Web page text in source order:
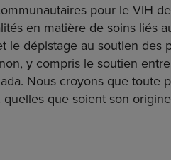
pour le VIH
en matière de soins liés
le dépistage au soutien des
y compris le soutien
Nous croyons que toute
que soient son